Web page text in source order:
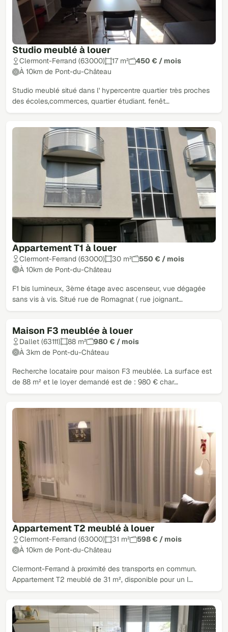
Studio meublé à louer
Clermont-Ferrand (63000) 17 m²
450 € / mois
À 10km de Pont-du-Château
Studio meublé situé dans l' hypercentre quartier très proches
des écoles,commerces, quartier étudiant. fenêt…
Appartement T1 à louer
Clermont-Ferrand (63000) 30 m²
550 € / mois
À 10km de Pont-du-Château
F1 bis lumineux, 3ème étage avec ascenseur, vue dégagée
sans vis à vis. Situé rue de Romagnat ( rue joignant…
Maison F3 meublée à louer
Dallet (63111) 88 m²
980 € / mois
À 3km de Pont-du-Château
Recherche locataire pour maison F3 meublée. La surface est
de 88 m² et le loyer demandé est de : 980 € char…
Appartement T2 meublé à louer
Clermont-Ferrand (63000) 31 m²
598 € / mois
À 10km de Pont-du-Château
Clermont-Ferrand à proximité des transports en commun.
Appartement T2 meublé de 31 m², disponible pour un l…